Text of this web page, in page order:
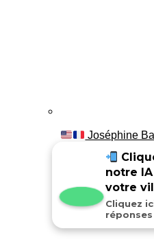
Joséphine
notre
votre
Cliquez